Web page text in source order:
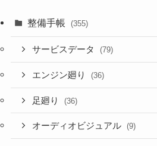
整備手帳 (355)
サービスデータ (79)
エンジン廻り (36)
足廻り (36)
オーディオビジュアル (9)